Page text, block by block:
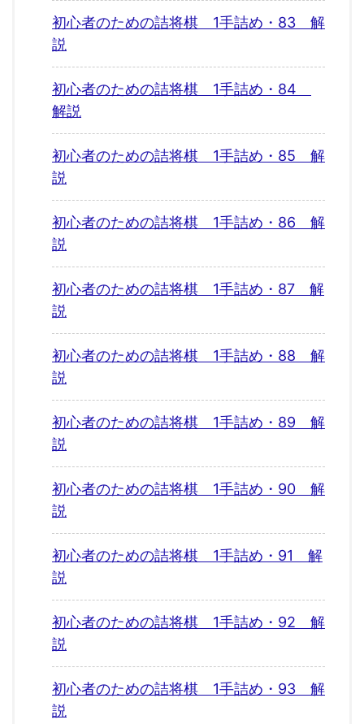
初心者のための詰将棋 1手詰め・83 解
説
初心者のための詰将棋 1手詰め・84
解説
初心者のための詰将棋 1手詰め・85 解
説
初心者のための詰将棋 1手詰め・86 解
説
初心者のための詰将棋 1手詰め・87 解
説
初心者のための詰将棋 1手詰め・88 解
説
初心者のための詰将棋 1手詰め・89 解
説
初心者のための詰将棋 1手詰め・90 解
説
初心者のための詰将棋 1手詰め・91 解
説
初心者のための詰将棋 1手詰め・92 解
説
初心者のための詰将棋 1手詰め・93 解
説